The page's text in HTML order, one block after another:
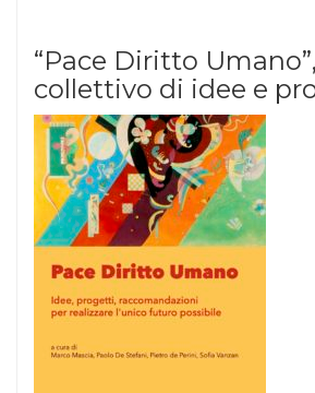
“Pace Diritto
collettivo di idee e